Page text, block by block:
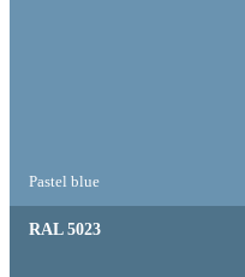
Pastel blue
RAL 5023